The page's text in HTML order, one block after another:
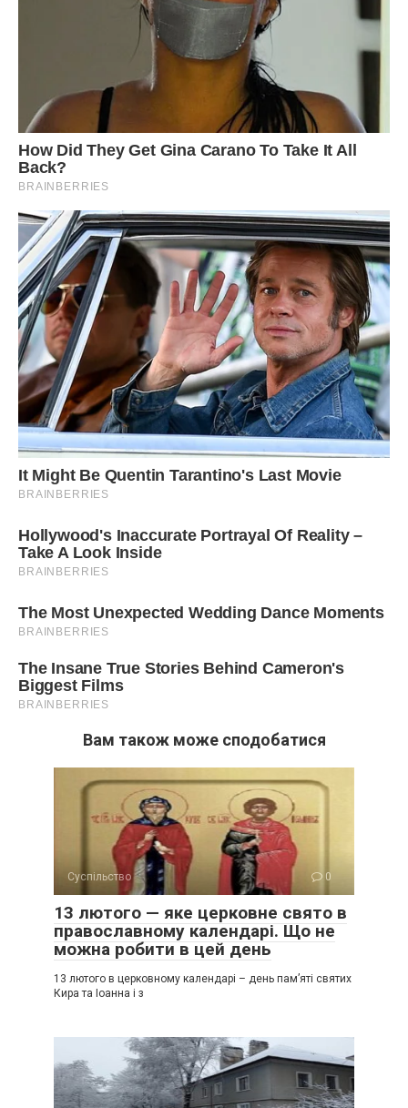
Вам також може сподобатися
Суспільство 0
13 лютого — яке церковне свято в
православному календарі. Що не
можна робити в цей день
13 лютого в церковному календарі – день пам’яті святих
Кира та Іоанна і з